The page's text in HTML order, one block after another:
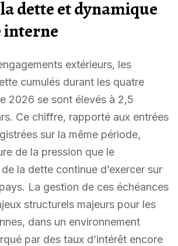
dette et dynamique
extérieurs, les
cumulés durant les quatre
2026 se sont élevés à 2,5
Ce chiffre, rapporté aux entrées
sur la même période,
de la pression que le
la dette continue d’exercer sur
La gestion de ces échéances
structurels majeurs pour les
dans un environnement
par des taux d’intérêt encore